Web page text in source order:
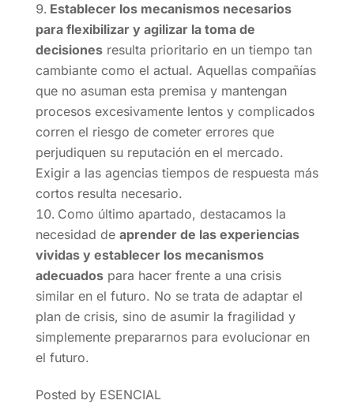
Establecer los mecanismos necesarios
para flexibilizar y agilizar la toma de
decisionesresulta prioritario en un tiempo tan
cambiante como el actual. Aquellas compañías
que no asuman esta premisa y mantengan
procesos excesivamente lentos y complicados
corren el riesgo de cometer errores que
perjudiquen su reputación en el mercado.
Exigir a las agencias tiempos de respuesta más
cortos resulta necesario.
Como último apartado, destacamos la
necesidad de aprender de las experiencias
vividas y establecer los mecanismos
adecuadospara hacer frente a una crisis
similar en el futuro. No se trata de adaptar el
plan de crisis, sino de asumir la fragilidad y
simplemente prepararnos para evolucionar en
el futuro.
Posted by ESENCIAL